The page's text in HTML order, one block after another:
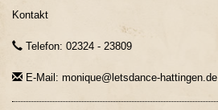
Kontakt
Telefon: 02324 - 23809
E-Mail: monique@letsdance-hattingen.de